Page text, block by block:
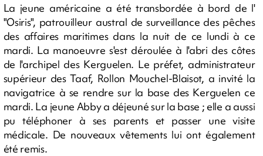
La jeune américaine a été transbordée à bord de l'
"Osiris", patrouilleur austral de surveillance des pêches
des affaires maritimes dans la nuit de ce lundi à ce
mardi. La manoeuvre s'est déroulée à l'abri des côtes
de l'archipel des Kerguelen. Le préfet, administrateur
supérieur des Taaf, Rollon Mouchel-Blaisot, a invité la
navigatrice à se rendre sur la base des Kerguelen ce
mardi. La jeune Abby a déjeuné sur la base ; elle a aussi
pu téléphoner à ses parents et passer une visite
médicale. De nouveaux vêtements lui ont également
été remis.